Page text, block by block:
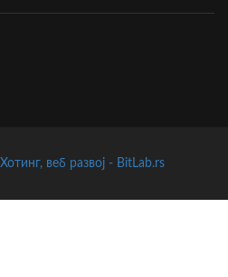
Хотинг, веб развој - BitLab.rs